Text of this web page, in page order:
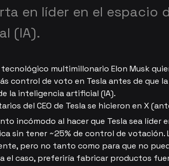
en líder en el espacio
(IA).
tecnológico multimillonario Elon Musk
control de voto en Tesla antes de que
la inteligencia artificial (IA).
del CEO de Tesla se hicieron en X
incómodo al hacer que Tesla sea líder
sin tener ~25% de control de votación.
pero no tanto como para que no
el caso, preferiría fabricar productos